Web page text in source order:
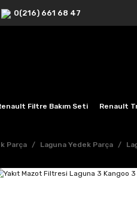
0(216) 661 68 47
Filtre Bakım Seti Renault
Parça Laguna Yedek Parça